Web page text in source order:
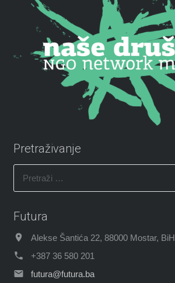
Pretraživanje
Pretraži:
Futura
Alekse Šantića 22, 88000 Mostar, BiH
+387 36 580 201
futura@futura.ba